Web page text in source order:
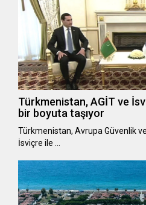
Türkmenistan, AGİT ve
bir boyuta taşıyor
Türkmenistan, Avrupa Güvenlik
İsviçre ile …